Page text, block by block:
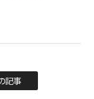
記事